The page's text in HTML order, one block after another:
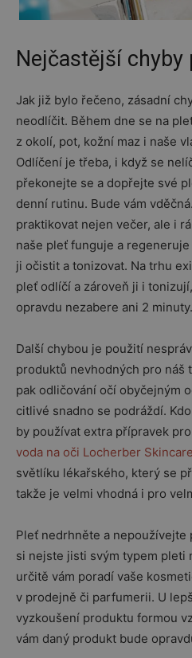
Nejčastější chyby
Jak již bylo řečeno, zásadní
neodlíčit. Během dne se na
z okolí, pot, kožní maz i naše
Odlíčení je třeba, i když se
překonejte se a dopřejte své
denní rutinu. Bude vám
praktikovat nejen večer, ale i
naše pleť funguje a
ji očistit a tonizovat. Na trhu
pleť odlíčí a zároveň ji i
opravdu nezabere ani 2 minuty.
Další chybou je použití
produktů nevhodných pro náš
pak odličování očí obyčejným
citlivé snadno se podráždí.
by používat extra přípravek
voda na oči Locherber Skincare
světlíku lékařského, který se
takže je velmi vhodná i pro
Pleť nedrhněte a nepoužívejte
si nejste jisti svým typem pleti
určitě vám poradí vaše
v prodejně či parfumerii. U
vyzkoušení produktu formou
vám daný produkt bude